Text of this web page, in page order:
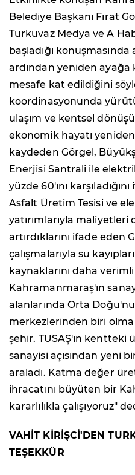
Belediye Başkanı Fırat
Turkuvaz Medya ve A
başladığı
ardından yeniden
mesafe kat edildiğini
koordinasyonunda
ulaşım ve kentsel
ekonomik hayatı yeniden
kaydeden Görgel,
Enerjisi Santrali ile
yüzde 60'ını
Asfalt Üretim Tesisi ve
yatırımlarıyla
artırdıklarını ifade eden
çalışmalarıyla su
kaynaklarını daha
Kahramanmaraş'ın
alanlarında Orta
merkezlerinden biri
şehir. TUSAŞ'ın kentteki
sanayisi açısından yeni
araladı. Katma değer
ihracatını büyüten bir
kararlılıkla çalışıyoruz"
VAHİT KİRİŞCİ'DEN
TEŞEKKÜR